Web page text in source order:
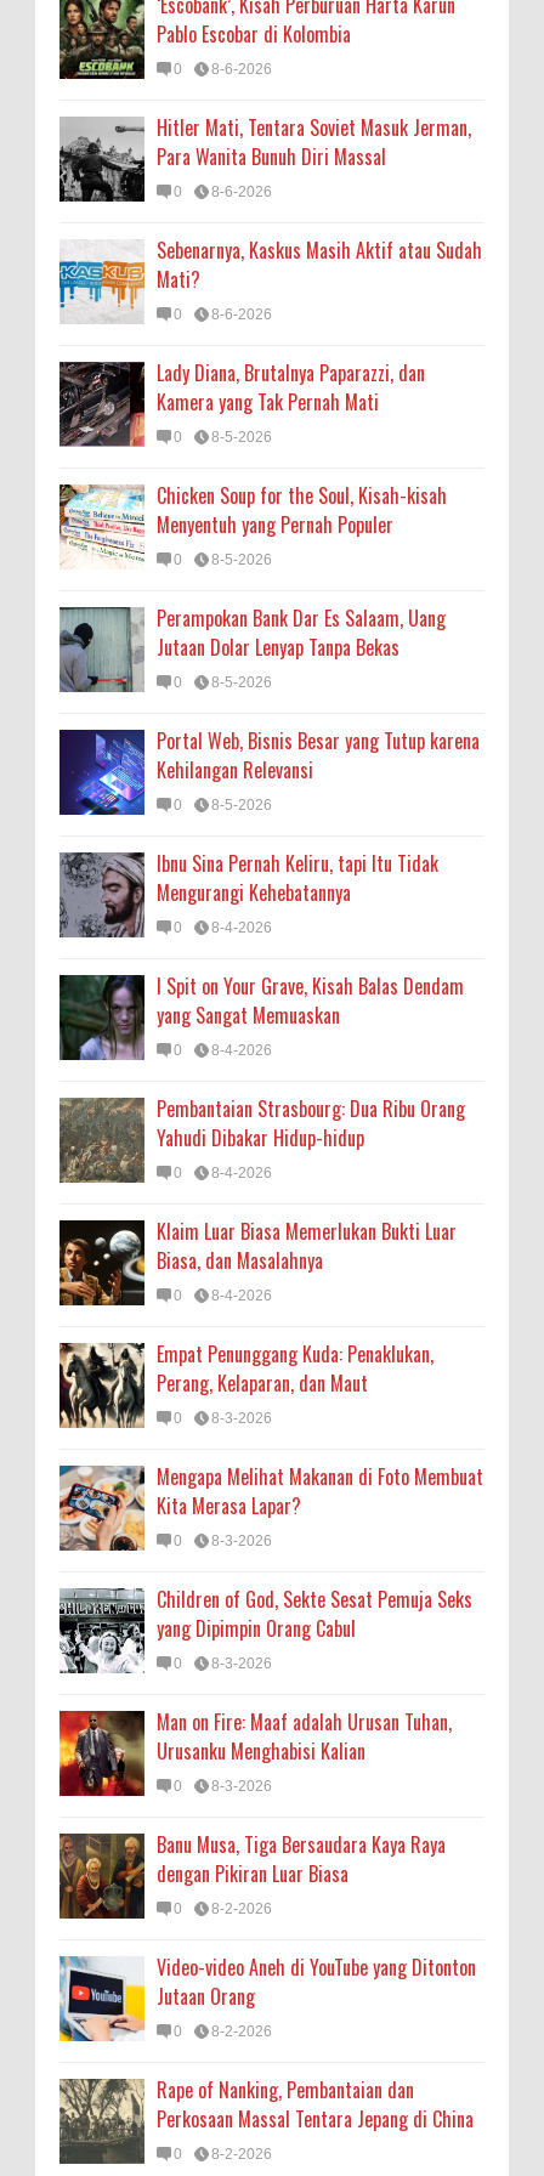
Pablo Escobar di Kolombia
0 8-6-2026
Hitler Mati, Tentara Soviet Masuk Jerman,
Para Wanita Bunuh Diri Massal
0 8-6-2026
Sebenarnya, Kaskus Masih Aktif atau Sudah
Mati?
0 8-6-2026
Lady Diana, Brutalnya Paparazzi, dan
Kamera yang Tak Pernah Mati
0 8-5-2026
Chicken Soup for the Soul, Kisah-kisah
Menyentuh yang Pernah Populer
0 8-5-2026
Perampokan Bank Dar Es Salaam, Uang
Jutaan Dolar Lenyap Tanpa Bekas
0 8-5-2026
Portal Web, Bisnis Besar yang Tutup karena
Kehilangan Relevansi
0 8-5-2026
Ibnu Sina Pernah Keliru, tapi Itu Tidak
Mengurangi Kehebatannya
0 8-4-2026
I Spit on Your Grave, Kisah Balas Dendam
yang Sangat Memuaskan
0 8-4-2026
Pembantaian Strasbourg: Dua Ribu Orang
Yahudi Dibakar Hidup-hidup
0 8-4-2026
Klaim Luar Biasa Memerlukan Bukti Luar
Biasa, dan Masalahnya
0 8-4-2026
Empat Penunggang Kuda: Penaklukan,
Perang, Kelaparan, dan Maut
0 8-3-2026
Mengapa Melihat Makanan di Foto Membuat
Kita Merasa Lapar?
0 8-3-2026
Children of God, Sekte Sesat Pemuja Seks
yang Dipimpin Orang Cabul
0 8-3-2026
Man on Fire: Maaf adalah Urusan Tuhan,
Urusanku Menghabisi Kalian
0 8-3-2026
Banu Musa, Tiga Bersaudara Kaya Raya
dengan Pikiran Luar Biasa
0 8-2-2026
Video-video Aneh di YouTube yang Ditonton
Jutaan Orang
0 8-2-2026
Rape of Nanking, Pembantaian dan
Perkosaan Massal Tentara Jepang di China
0 8-2-2026